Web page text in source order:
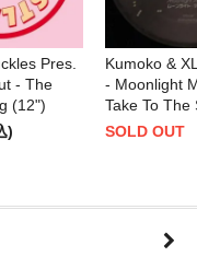
Pres.
- The
(12")
)
Kumoko &
- Moonlight
Take To The
SOLD OUT